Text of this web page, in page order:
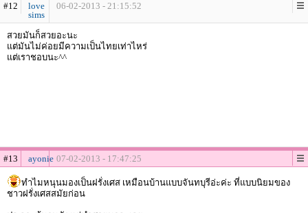
#12
love
sims
06-02-2013 - 21:15:52
สวยมันก็สวยอะนะ
แต่มันไม่ค่อยมีความเป็นไทยเท่าไหร่
แต่เราชอบนะ^^
#13 ayonie 07-02-2013 - 17:47:25
ทำไมหนุนมองเป็นฝรั่งเศส เหมือนบ้านแบบจันทบุรีอ่ะค่ะ ที่แบบนิยมของ
ชาวฝรั่งเศสสมัยก่อน